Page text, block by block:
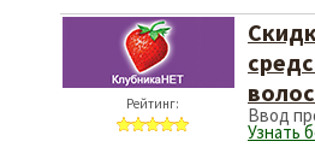
Рейтинг: Ввод
Узнать